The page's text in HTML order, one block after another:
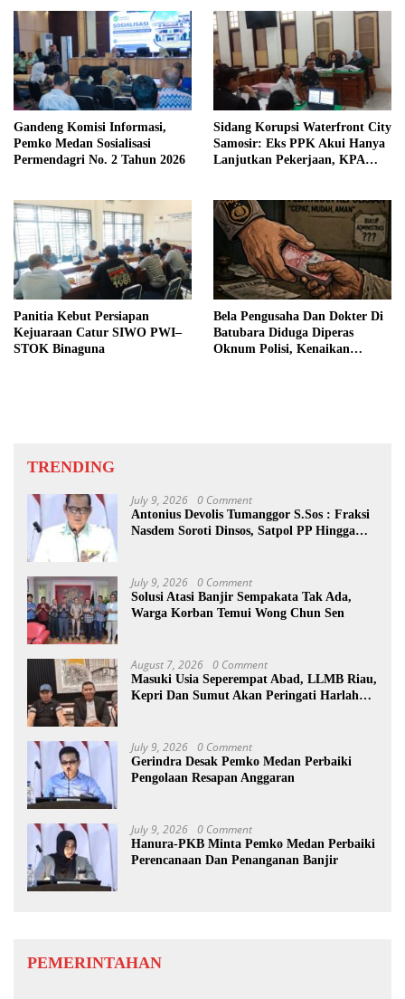
Gandeng Komisi Informasi,
Pemko Medan Sosialisasi
Permendagri No. 2 Tahun 2026
Sidang Korupsi Waterfront City
Samosir: Eks PPK Akui Hanya
Lanjutkan Pekerjaan, KPA
Panitia Kebut Persiapan
Kejuaraan Catur SIWO PWI–
STOK Binaguna
Bela Pengusaha Dan Dokter Di
Batubara Diduga Diperas
Oknum Polisi, Kenaikan
TRENDING
July 9, 2026 0 Comment
Antonius Devolis Tumanggor S.Sos : Fraksi
Nasdem Soroti Dinsos, Satpol PP Hingga
July 9, 2026 0 Comment
Solusi Atasi Banjir Sempakata Tak Ada,
Warga Korban Temui Wong Chun Sen
August 7, 2026 0 Comment
Masuki Usia Seperempat Abad, LLMB Riau,
Kepri Dan Sumut Akan Peringati Harlah
July 9, 2026 0 Comment
Gerindra Desak Pemko Medan Perbaiki
Pengolaan Resapan Anggaran
July 9, 2026 0 Comment
Hanura-PKB Minta Pemko Medan Perbaiki
Perencanaan Dan Penanganan Banjir
PEMERINTAHAN